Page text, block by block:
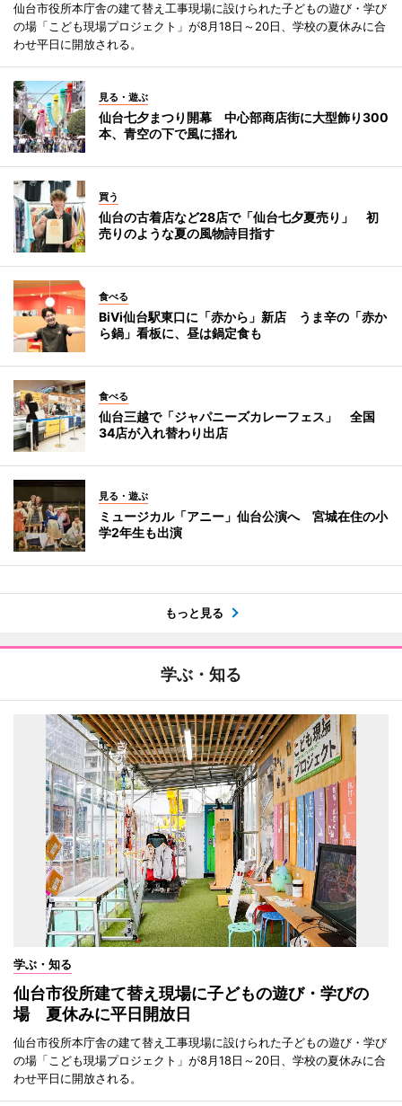
仙台市役所本庁舎の建て替え工事現場に設けられた子どもの遊び・学び
の場「こども現場プロジェクト」が8月18日～20日、学校の夏休みに合
わせ平日に開放される。
見る・遊ぶ
仙台七夕まつり開幕 中心部商店街に大型飾り300
本、青空の下で風に揺れ
買う
仙台の古着店など28店で「仙台七夕夏売り」 初
売りのような夏の風物詩目指す
食べる
BiVi仙台駅東口に「赤から」新店 うま辛の「赤か
ら鍋」看板に、昼は鍋定食も
食べる
仙台三越で「ジャパニーズカレーフェス」 全国
34店が入れ替わり出店
見る・遊ぶ
ミュージカル「アニー」仙台公演へ 宮城在住の小
学2年生も出演
もっと見る
学ぶ・知る
学ぶ・知る
仙台市役所建て替え現場に子どもの遊び・学びの
場 夏休みに平日開放日
仙台市役所本庁舎の建て替え工事現場に設けられた子どもの遊び・学び
の場「こども現場プロジェクト」が8月18日～20日、学校の夏休みに合
わせ平日に開放される。